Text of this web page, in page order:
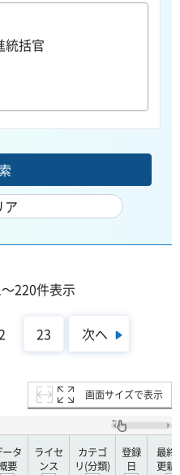
220件表示
23 次へ
画面サイズで表示
ータ
要
ライセ
ンス
カテゴ
リ(分類)
登録
日
最終
更新